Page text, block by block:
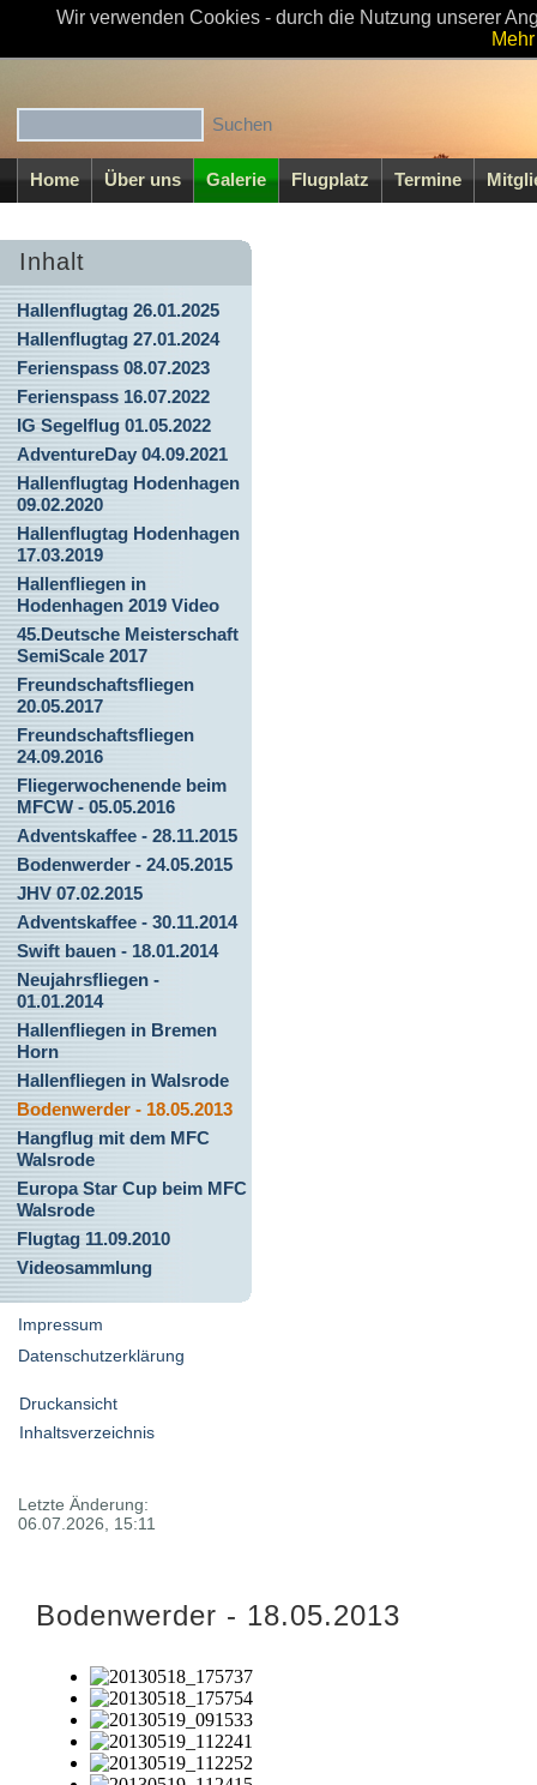
Willkommen beim MFC-Walsrode
Home Über uns Galerie Flugplatz Termine
Inhalt
Hallenflugtag 26.01.2025
Hallenflugtag 27.01.2024
Ferienspass 08.07.2023
Ferienspass 16.07.2022
IG Segelflug 01.05.2022
AdventureDay 04.09.2021
Hallenflugtag Hodenhagen
09.02.2020
Hallenflugtag Hodenhagen
17.03.2019
Hallenfliegen in
Hodenhagen 2019 Video
45.Deutsche Meisterschaft
SemiScale 2017
Freundschaftsfliegen
20.05.2017
Freundschaftsfliegen
24.09.2016
Fliegerwochenende beim
MFCW - 05.05.2016
Adventskaffee - 28.11.2015
Bodenwerder - 24.05.2015
JHV 07.02.2015
Adventskaffee - 30.11.2014
Swift bauen - 18.01.2014
Neujahrsfliegen -
01.01.2014
Hallenfliegen in Bremen
Horn
Hallenfliegen in Walsrode
Bodenwerder - 18.05.2013
Hangflug mit dem MFC
Walsrode
Europa Star Cup beim MFC
Walsrode
Flugtag 11.09.2010
Videosammlung
Impressum
Datenschutzerklärung
Druckansicht
Inhaltsverzeichnis
Letzte Änderung:
06.07.2026, 15:11
Bodenwerder - 18.05.2013
Wir verwenden Cookies - durch die Nutzung unserer